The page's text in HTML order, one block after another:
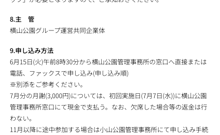
8.主 管
横山公園グループ運営共同企業体
9.申し込み方法
6月15日(火)午前8時30分から横山公園管理事務所の窓口へ直接または
電話、ファックスで申し込み(申し込み順)
※別添をご参考ください。
7月分の月謝(3,000円)については、初回実施日(7月7日(水))に横山公園
管理事務所窓口にて現金で支払う。なお、欠席した場合等の返金は行
わない。
11月以降に途中参加する場合は小山公園管理事務所にて申し込み手続